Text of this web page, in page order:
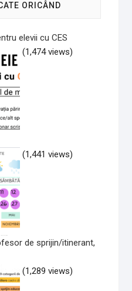
ORICÂND
elevii cu CES
(1,474 views)
(1,441 views)
de sprijin/itinerant,
(1,289 views)